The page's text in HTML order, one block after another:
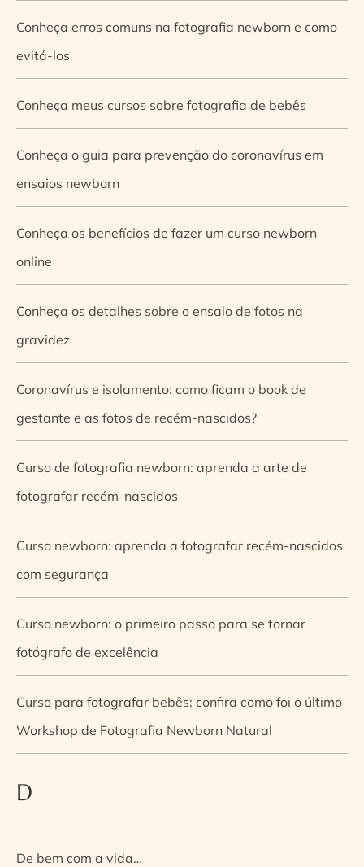
Conheça erros comuns na fotografia newborn e como
evitá-los
Conheça meus cursos sobre fotografia de bebês
Conheça o guia para prevenção do coronavírus em
ensaios newborn
Conheça os benefícios de fazer um curso newborn
online
Conheça os detalhes sobre o ensaio de fotos na
gravidez
Coronavírus e isolamento: como ficam o book de
gestante e as fotos de recém-nascidos?
Curso de fotografia newborn: aprenda a arte de
fotografar recém-nascidos
Curso newborn: aprenda a fotografar recém-nascidos
com segurança
Curso newborn: o primeiro passo para se tornar
fotógrafo de excelência
Curso para fotografar bebês: confira como foi o último
Workshop de Fotografia Newborn Natural
D
De bem com a vida…